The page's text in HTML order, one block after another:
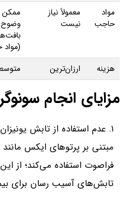
مواد
حاجب
معمولاً نیاز
نیست
ممکن
وضوح
هزینه ارزان‌ترین
مزایای انجام
۱. عدم استفاده از تابش
فراصوت استفاده می‌کند؛ از
تابش‌های آسیب‌ رسان برای